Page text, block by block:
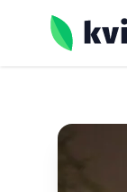
kvitly